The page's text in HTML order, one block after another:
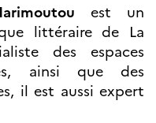
est un
littéraire de La
des espaces
ainsi que des
il est aussi expert